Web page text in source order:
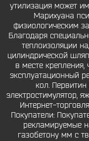
утилизация может
Марихуана
физиологическим
Благодаря
теплоизоляции
цилиндрической
в месте крепления,
эксплуатационный
кол.
электростимулятор,
Интернет-
Покупатели:
рекламируемые
газобетону мм с